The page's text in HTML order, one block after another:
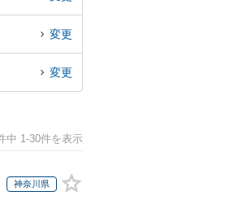
変更
変更
中 1-30件を表示
神奈川県